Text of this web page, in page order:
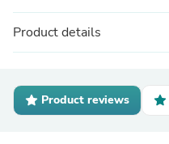
Product details
Product reviews